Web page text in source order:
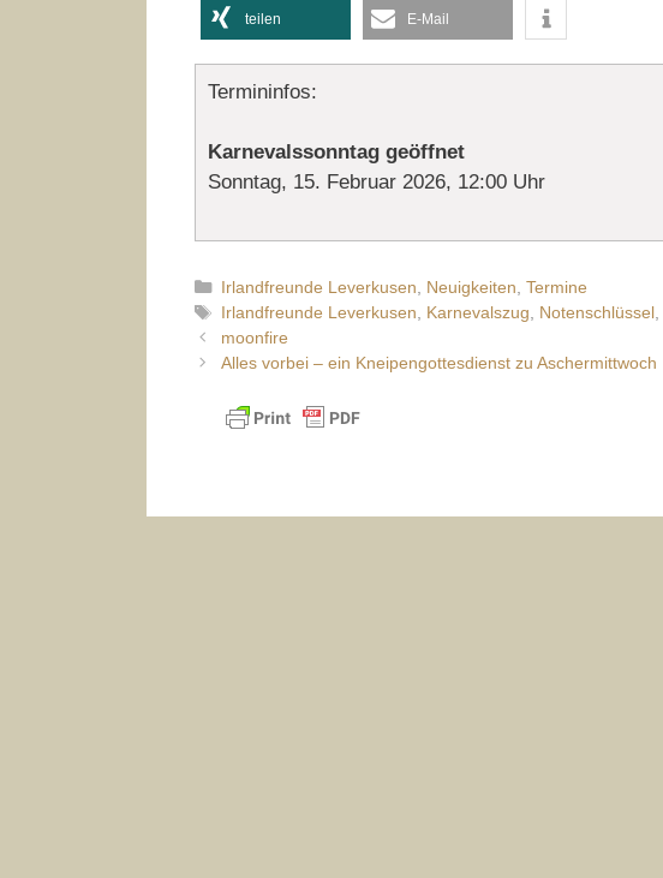
teilen E-Mail
Termininfos:
Karnevalssonntag geöffnet
Sonntag, 15. Februar 2026, 12:00 Uhr
Kategorien
Irlandfreunde Leverkusen, Neuigkeiten, Termine
Schlagwörter
Irlandfreunde Leverkusen, Karnevalszug, Notenschlüssel,
moonfire
Alles vorbei – ein Kneipengottesdienst zu Aschermittwoch